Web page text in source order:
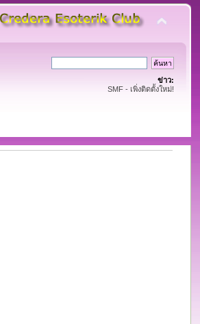
ข่าว:
SMF - เพิ่งติดตั้งใหม่!